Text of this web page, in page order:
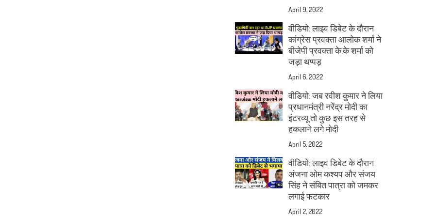
April 9, 2022
वीडियो: लाइव डिबेट के दौरान
कांग्रेस प्रवक्ता आलोक शर्मा ने
बीजेपी प्रवक्ता के.के शर्मा को
जड़ा थप्पड़
April 6, 2022
वीडियो: जब रवीश कुमार ने लिया
प्रधानमंत्री नरेंद्र मोदी का
इंटरव्यू तो कुछ इस तरह से
हकलाने लगे मोदी
April 5, 2022
वीडियो: लाइव डिबेट के दौरान
अंजना ओम कश्यप और संजय
सिंह ने संबित पात्रा को जमकर
लगाई फटकार
April 2, 2022